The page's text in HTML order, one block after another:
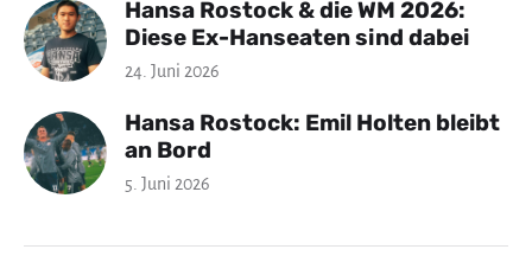
Hansa Rostock & die WM 2026:
Diese Ex-Hanseaten sind dabei
24. Juni 2026
Hansa Rostock: Emil Holten bleibt
an Bord
5. Juni 2026